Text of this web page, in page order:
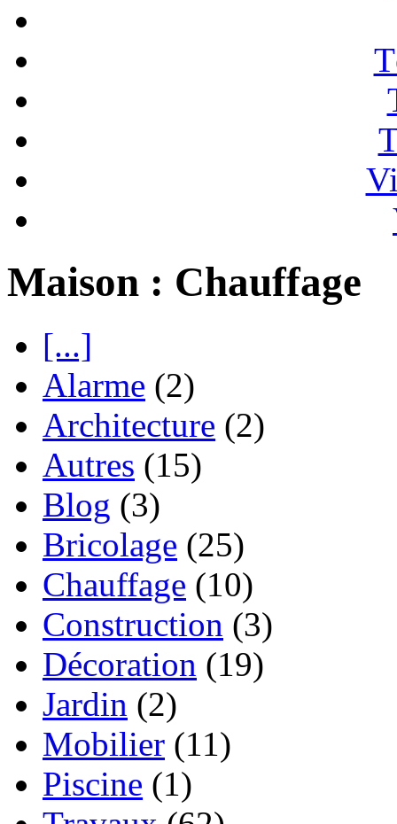
Maison : Chauffage
[...]
Alarme (2)
Architecture (2)
Autres (15)
Blog (3)
Bricolage (25)
Chauffage (10)
Construction (3)
Décoration (19)
Jardin (2)
Mobilier (11)
Piscine (1)